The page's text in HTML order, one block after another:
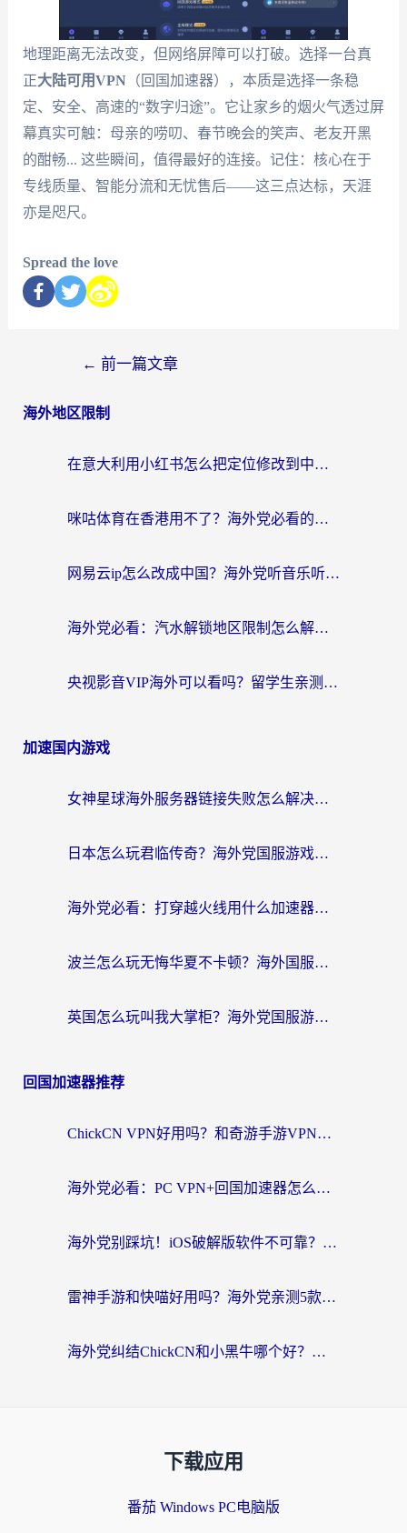
地理距离无法改变，但网络屏障可以打破。选择一台真
正大陆可用VPN（回国加速器），本质是选择一条稳
定、安全、高速的“数字归途”。它让家乡的烟火气透过屏
幕真实可触：母亲的唠叨、春节晚会的笑声、老友开黑
的酣畅... 这些瞬间，值得最好的连接。记住：核心在于
专线质量、智能分流和无忧售后——这三点达标，天涯
亦是咫尺。
Spread the love
← 前一篇文章
海外地区限制
在意大利用小红书怎么把定位修改到中国国内？3个实用技巧+1个靠谱工具帮你搞定
咪咕体育在香港用不了？海外党必看的回国加速器选择指南（附3个真实场景解决方案）
网易云ip怎么改成中国？海外党听音乐听书的无痛解决方案
海外党必看：汽水解锁地区限制怎么解除？3招解决国内影音&生活服务难题
央视影音VIP海外可以看吗？留学生亲测有效的回国加速器选择指南
加速国内游戏
女神星球海外服务器链接失败怎么解决？海外党国服游戏加速避坑指南
日本怎么玩君临传奇？海外党国服游戏加速避坑指南（附菲律宾欧洲玩家实测）
海外党必看：打穿越火线用什么加速器？解决延迟卡顿，还能玩奇妙拼图世界和第五人格
波兰怎么玩无悔华夏不卡顿？海外国服游戏加速器终极指南（附征途2萤火突击解决方案）
英国怎么玩叫我大掌柜？海外党国服游戏加速避坑指南（附实测推荐）
回国加速器推荐
ChickCN VPN好用吗？和奇游手游VPN对比哪个回国效果更好？海外党亲测实用指南
海外党必看：PC VPN+回国加速器怎么选？无缝访问国内资源全攻略
海外党别踩坑！iOS破解版软件不可靠？教你选对回国加速器无缝看国内资源
雷神手游和快喵好用吗？海外党亲测5款回国加速器，附斧牛Bling对比+微信视频号解决办法
海外党纠结ChickCN和小黑牛哪个好？一篇帮你选对回国加速器的实用指南
下载应用
番茄 Windows PC电脑版